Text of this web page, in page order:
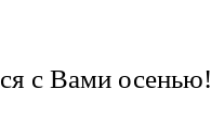
с Вами осенью!